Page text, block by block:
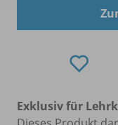
Exklusiv für